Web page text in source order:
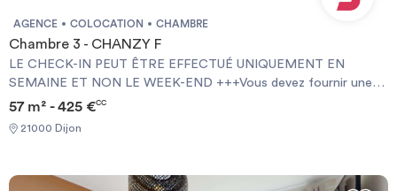
AGENCE COLOCATION CHAMBRE
Chambre 3 - CHANZY F
LE CHECK-IN PEUT ÊTRE EFFECTUÉ UNIQUEMENT EN
SEMAINE ET NON LE WEEK-END +++Vous devez fournir une
Garantie Visale obligatoirement et une assurance habitation+++
[ENG] CHECK-IN CAN ONLY BE DONE ON WEEKDAYS AND
NOT AT WEEKENDS +++You must provide a Visale Guarantee
57 m² - 425 €CC
21000 Dijon